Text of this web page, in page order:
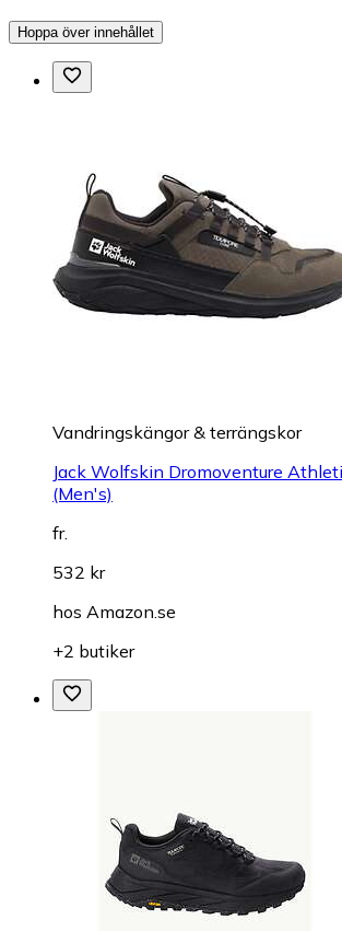
Hoppa över innehållet
Vandringskängor & terrängskor
Jack Wolfskin Dromoventure
(Men's)
fr.
532 kr
hos Amazon.se
+2 butiker